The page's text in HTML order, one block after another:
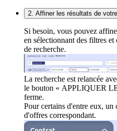
2. Affiner les résultats de
Si besoin, vous pouvez
en sélectionnant des filtres et
de recherche.
La recherche est relancée
le bouton « APPLIQUER
ferme.
Pour certains d'entre eux,
d'offres correspondant.